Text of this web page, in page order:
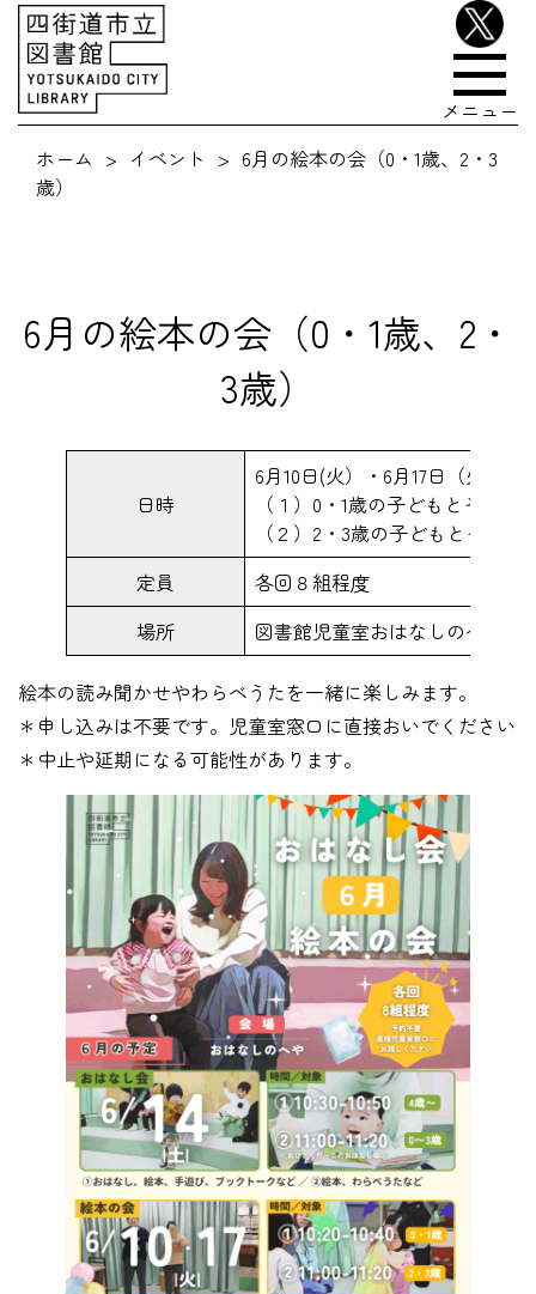
メニュー
ホーム
イベント
6月の絵本の会（0・1歳、2・3
歳）
6月の絵本の会（0・1歳、2・
3歳）
日時
6月10日(火）・6月17日（火）
（１）0・1歳の子どもとその
（２）2・3歳の子どもとその保
定員
各回８組程度
場所
図書館児童室おはなしのへや
絵本の読み聞かせやわらべうたを一緒に楽しみます。
＊申し込みは不要です。児童室窓口に直接おいでください
＊中止や延期になる可能性があります。